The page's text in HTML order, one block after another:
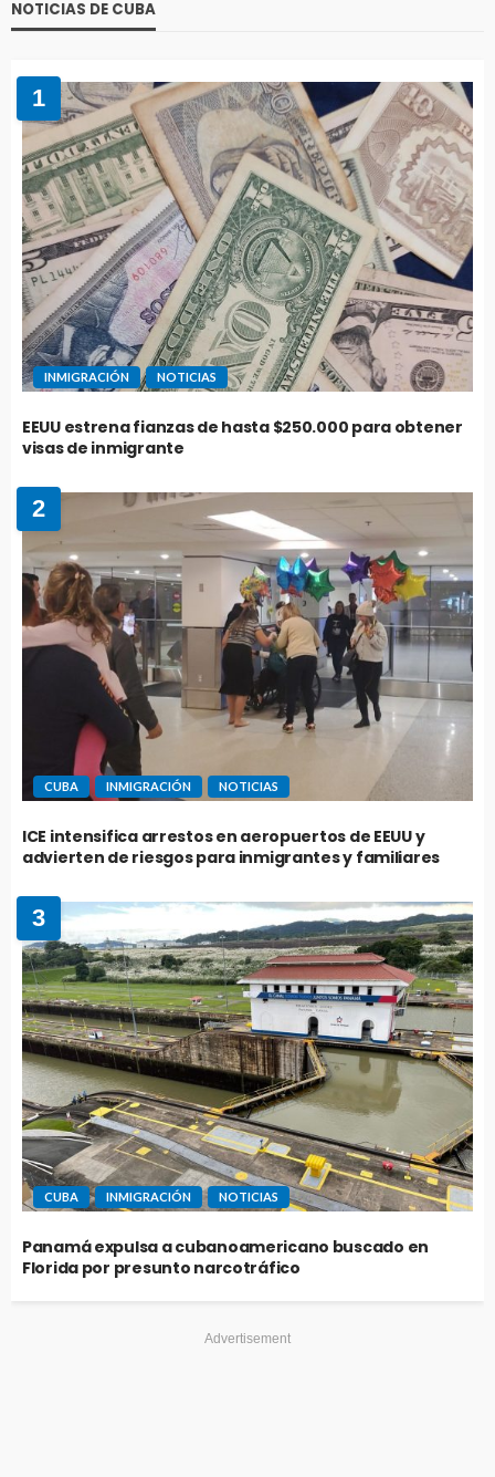
NOTICIAS DE CUBA
1
INMIGRACIÓN NOTICIAS
EEUU estrena fianzas de hasta $250.000 para obtener
visas de inmigrante
2
CUBA INMIGRACIÓN NOTICIAS
ICE intensifica arrestos en aeropuertos de EEUU y
advierten de riesgos para inmigrantes y familiares
3
CUBA INMIGRACIÓN NOTICIAS
Panamá expulsa a cubanoamericano buscado en
Florida por presunto narcotráfico
Advertisement